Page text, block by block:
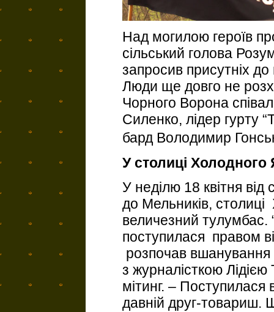
Над могилою героїв
сільський голова
запросив присутніх
Люди ще довго не
Чорного Ворона
Силенко, лідер гурту
бард Володимир
У столиці Холодного
У неділю 18 квітня
до Мельників, столиці
величезний
поступилася правом
розпочав
з журналісткою
мітинг. – Поступилася
давній друг-товариш.